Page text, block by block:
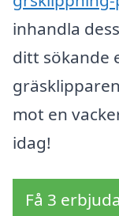
inhandla
ditt sökande
mot en
idag!
Få 3